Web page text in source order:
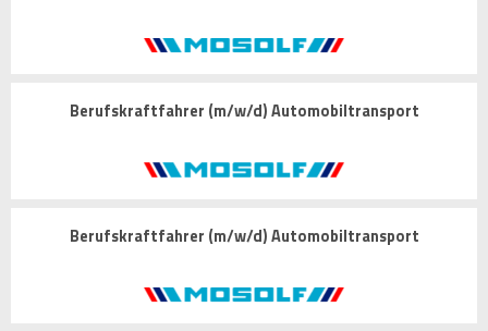
Berufskraftfahrer (m/w/d) Automobiltransport
Berufskraftfahrer (m/w/d) Automobiltransport